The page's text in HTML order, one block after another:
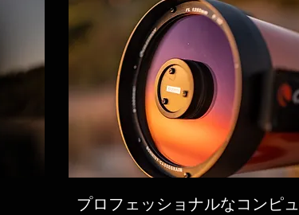
プロフェッショナルなコンピュ